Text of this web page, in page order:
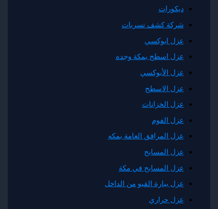
شركة كشف تسربات
عزل ابوكسي
عزل اسطح بمكة وجده
عزل الأبوكسي
عزل الاسطح
عزل الخزانات
عزل الفوم
عزل المرافق العامة بمكه
عزل المسابح
عزل المسابح في مكة
عزل بيارة القبو من الداخل
عزل حراري